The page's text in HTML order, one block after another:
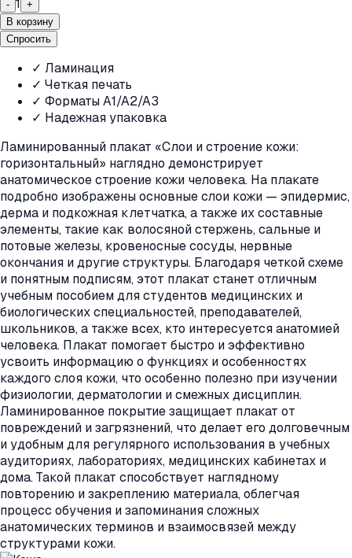
- 1
+
В корзину
Спросить
✓ Ламинация
✓ Четкая печать
✓ Форматы A1/A2/A3
✓ Надежная упаковка
Ламинированный плакат «Слои и строение кожи:
горизонтальный» наглядно демонстрирует
анатомическое строение кожи человека. На плакате
подробно изображены основные слои кожи — эпидермис,
дерма и подкожная клетчатка, а также их составные
элементы, такие как волосяной стержень, сальные и
потовые железы, кровеносные сосуды, нервные
окончания и другие структуры. Благодаря четкой схеме
и понятным подписям, этот плакат станет отличным
учебным пособием для студентов медицинских и
биологических специальностей, преподавателей,
школьников, а также всех, кто интересуется анатомией
человека. Плакат помогает быстро и эффективно
усвоить информацию о функциях и особенностях
каждого слоя кожи, что особенно полезно при изучении
физиологии, дерматологии и смежных дисциплин.
Ламинированное покрытие защищает плакат от
повреждений и загрязнений, что делает его долговечным
и удобным для регулярного использования в учебных
аудиториях, лабораториях, медицинских кабинетах и
дома. Такой плакат способствует наглядному
повторению и закреплению материала, облегчая
процесс обучения и запоминания сложных
анатомических терминов и взаимосвязей между
структурами кожи.